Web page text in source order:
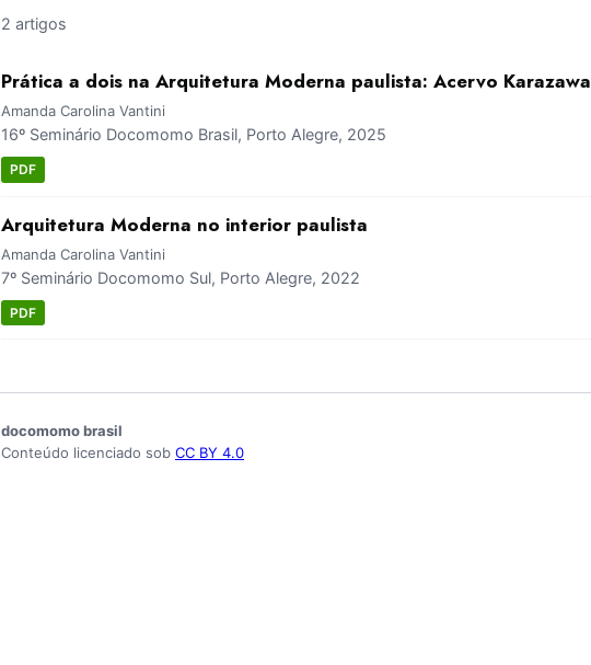
2 artigos
Prática a dois na Arquitetura Moderna paulista: Acervo Karazawa
Amanda Carolina Vantini
16º Seminário Docomomo Brasil, Porto Alegre, 2025
PDF
Arquitetura Moderna no interior paulista
Amanda Carolina Vantini
7º Seminário Docomomo Sul, Porto Alegre, 2022
PDF
docomomo brasil
Conteúdo licenciado sob CC BY 4.0